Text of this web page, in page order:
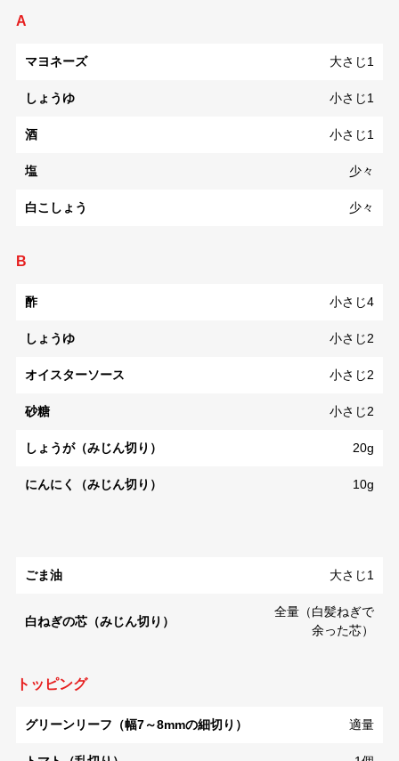
A
マヨネーズ 大さじ1
しょうゆ 小さじ1
酒 小さじ1
塩 少々
白こしょう 少々
B
酢 小さじ4
しょうゆ 小さじ2
オイスターソース 小さじ2
砂糖 小さじ2
しょうが（みじん切り） 20g
にんにく（みじん切り） 10g
ごま油 大さじ1
白ねぎの芯（みじん切り）
全量（白髪ねぎで
余った芯）
トッピング
グリーンリーフ（幅7～8mmの細切り） 適量